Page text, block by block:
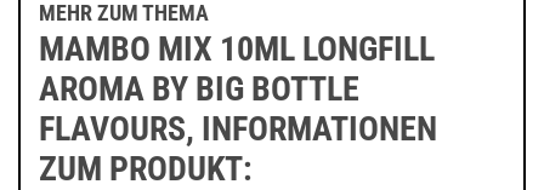
MEHR ZUM THEMA
MAMBO MIX 10ML LONGFILL
AROMA BY BIG BOTTLE
FLAVOURS, INFORMATIONEN
ZUM PRODUKT: